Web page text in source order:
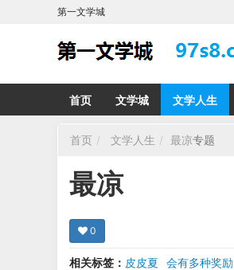
第一文学城
首页 文学城 文学人生
首页 文学人生 最凉专题
最凉
0
相关标签： 皮皮夏 会有多种奖励